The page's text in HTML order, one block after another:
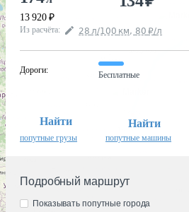
13 920 ₽
Из расчёта: 28 л/100 км, 80 ₽/л
Дороги:
Бесплатные
Найти
попутные грузы
Найти
попутные машины
Подробный маршрут
Показывать попутные города